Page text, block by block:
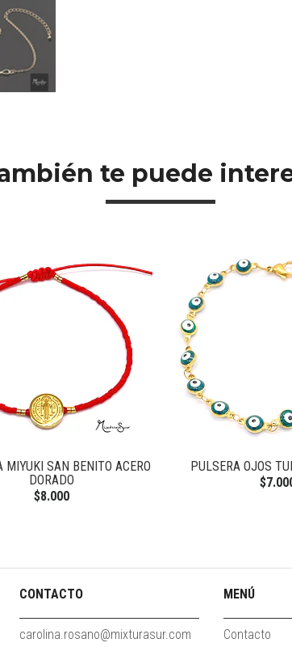
te puede
MIYUKI SAN BENITO ACERO
DORADO
$8.000
PULSERA OJOS
CONTACTO
carolina.rosano@mixturasur.com
MENÚ
Contacto